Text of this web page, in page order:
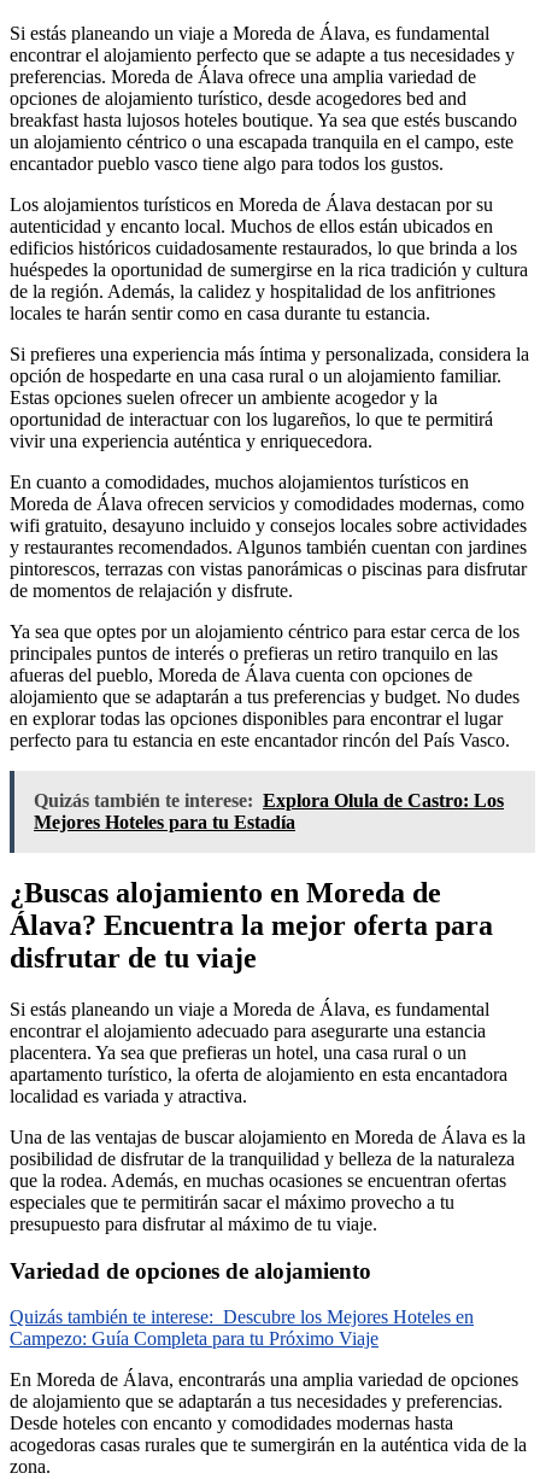
Si estás planeando un viaje a Moreda de Álava, es fundamental
encontrar el alojamiento perfecto que se adapte a tus necesidades y
preferencias. Moreda de Álava ofrece una amplia variedad de
opciones de alojamiento turístico, desde acogedores bed and
breakfast hasta lujosos hoteles boutique. Ya sea que estés buscando
un alojamiento céntrico o una escapada tranquila en el campo, este
encantador pueblo vasco tiene algo para todos los gustos.
Los alojamientos turísticos en Moreda de Álava destacan por su
autenticidad y encanto local. Muchos de ellos están ubicados en
edificios históricos cuidadosamente restaurados, lo que brinda a los
huéspedes la oportunidad de sumergirse en la rica tradición y cultura
de la región. Además, la calidez y hospitalidad de los anfitriones
locales te harán sentir como en casa durante tu estancia.
Si prefieres una experiencia más íntima y personalizada, considera la
opción de hospedarte en una casa rural o un alojamiento familiar.
Estas opciones suelen ofrecer un ambiente acogedor y la
oportunidad de interactuar con los lugareños, lo que te permitirá
vivir una experiencia auténtica y enriquecedora.
En cuanto a comodidades, muchos alojamientos turísticos en
Moreda de Álava ofrecen servicios y comodidades modernas, como
wifi gratuito, desayuno incluido y consejos locales sobre actividades
y restaurantes recomendados. Algunos también cuentan con jardines
pintorescos, terrazas con vistas panorámicas o piscinas para disfrutar
de momentos de relajación y disfrute.
Ya sea que optes por un alojamiento céntrico para estar cerca de los
principales puntos de interés o prefieras un retiro tranquilo en las
afueras del pueblo, Moreda de Álava cuenta con opciones de
alojamiento que se adaptarán a tus preferencias y budget. No dudes
en explorar todas las opciones disponibles para encontrar el lugar
perfecto para tu estancia en este encantador rincón del País Vasco.
Quizás también te interese: Explora Olula de Castro: Los
Mejores Hoteles para tu Estadía
¿Buscas alojamiento en Moreda de
Álava? Encuentra la mejor oferta para
disfrutar de tu viaje
Si estás planeando un viaje a Moreda de Álava, es fundamental
encontrar el alojamiento adecuado para asegurarte una estancia
placentera. Ya sea que prefieras un hotel, una casa rural o un
apartamento turístico, la oferta de alojamiento en esta encantadora
localidad es variada y atractiva.
Una de las ventajas de buscar alojamiento en Moreda de Álava es la
posibilidad de disfrutar de la tranquilidad y belleza de la naturaleza
que la rodea. Además, en muchas ocasiones se encuentran ofertas
especiales que te permitirán sacar el máximo provecho a tu
presupuesto para disfrutar al máximo de tu viaje.
Variedad de opciones de alojamiento
Quizás también te interese: Descubre los Mejores Hoteles en
Campezo: Guía Completa para tu Próximo Viaje
En Moreda de Álava, encontrarás una amplia variedad de opciones
de alojamiento que se adaptarán a tus necesidades y preferencias.
Desde hoteles con encanto y comodidades modernas hasta
acogedoras casas rurales que te sumergirán en la auténtica vida de la
zona.